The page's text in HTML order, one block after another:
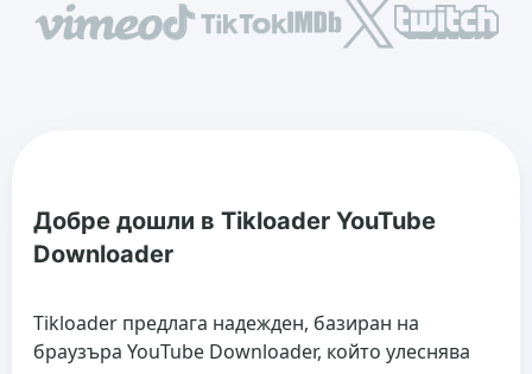
Добре дошли в Tikloader YouTube
Downloader
Tikloader предлага надежден, базиран на
браузъра YouTube Downloader, който улеснява